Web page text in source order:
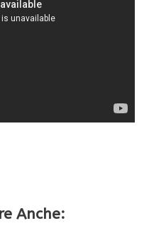
Anche: